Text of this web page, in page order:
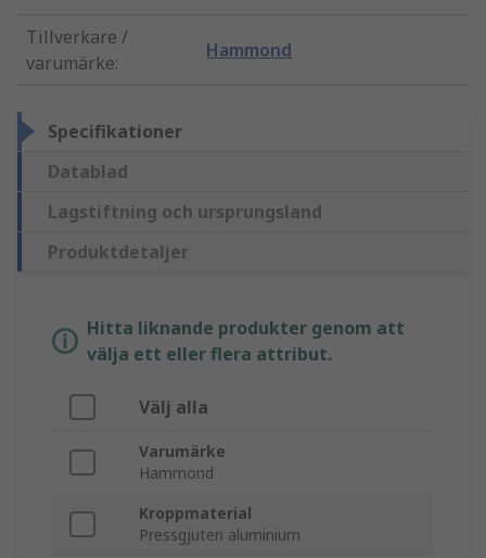
Tillverkare /
varumärke:
Hammond
Specifikationer
Datablad
Lagstiftning och ursprungsland
Produktdetaljer
Hitta liknande produkter genom att
välja ett eller flera attribut.
Välj alla
Varumärke
Hammond
Kroppmaterial
Pressgjuten aluminium